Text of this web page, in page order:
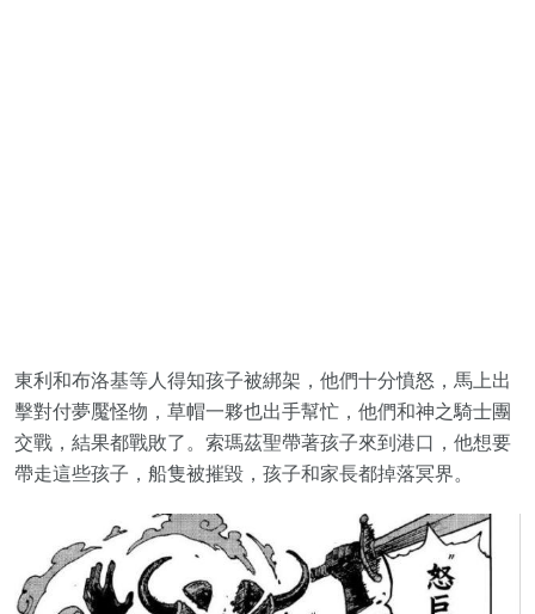
東利和布洛基等人得知孩子被綁架，他們十分憤怒，馬上出
擊對付夢魘怪物，草帽一夥也出手幫忙，他們和神之騎士團
交戰，結果都戰敗了。索瑪茲聖帶著孩子來到港口，他想要
帶走這些孩子，船隻被摧毀，孩子和家長都掉落冥界。